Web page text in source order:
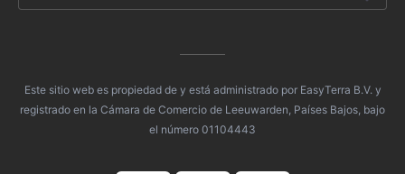
Este sitio web es propiedad de y está administrado por EasyTerra B.V. y
registrado en la Cámara de Comercio de Leeuwarden, Países Bajos, bajo
el número 01104443